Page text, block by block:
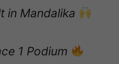
in Mandalika
1 Podium